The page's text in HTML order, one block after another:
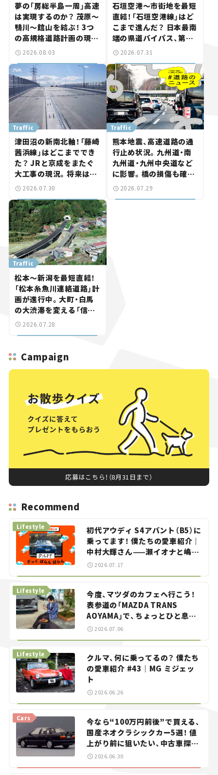
夢の「房総半島一周」高速
は実現するのか？ 茂原～
鴨川～館山を結ぶ！ 3つ
の高規格道路計画の現
状。「館山鴨川道路」で検
路計画】
2026.08.03
石垣空港～市街地を最短
直結！「石垣空港線」はど
こまで進んだ？ 日本最南
端の県道バイパス、第2
工区も延伸開通 【いま気
2026.07.31
Traffic
津田沼の新南北軸！「藤崎
茜浜線」はどこまででき
た？ JRと京成をまたぐ
大工事の現況。将来は
「習志野～鎌ケ谷」を最短
計画】
2026.07.30
Traffic
熊本地震、高速道路の通
行止め状況。九州道・南
九州道・九州中央道など
に影響。橋の損傷も確認
【道路のニュース】
2026.07.29
Traffic
松本～新潟を最短直結！
「松本糸魚川連絡道路」計
画が進行中。大町・白馬
の大渋滞を変える「信号
ゼロ」バイパスも事業化
2026.07.28
Campaign
応募はこちら！（8月31日まで）
Recommend
初代アウディ S4アバント（B5）に
乗ってます！ 僕たちの愛車紹介｜
中村大輝さん——瀬イオナと嶋田
智之の「クルマでざっくばらんば
らん！」＃20
Lifestyle
2026.07.17
今度、マツダのカフェへ行こう！
表参道の「MAZDA TRANS
AOYAMA」で、ちょっとひと息。
——連載｜CCGとクルマでどうす
Lifestyle
2026.07.06
クルマ、何に乗ってるの？ 僕たち
の愛車紹介 #43｜MG ミジェッ
ト
Lifestyle
2026.06.26
今なら“100万円前後”で買える、
国産ネオクラシックカー5選！ 値
上がり前に狙いたい、中古車探し
をお手伝い――ちょっとイケてるマ
Cars
2026.06.30